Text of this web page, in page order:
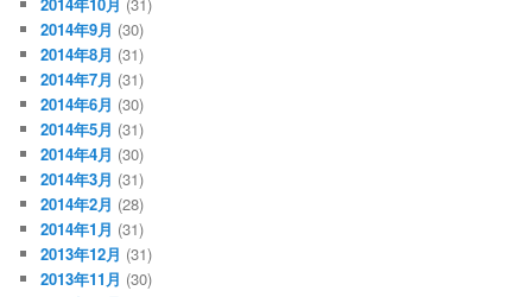
2014年9月 (30)
2014年8月 (31)
2014年7月 (31)
2014年6月 (30)
2014年5月 (31)
2014年4月 (30)
2014年3月 (31)
2014年2月 (28)
2014年1月 (31)
2013年12月 (31)
2013年11月 (30)